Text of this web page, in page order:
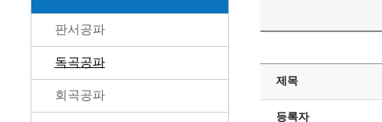
판서공파
독곡공파
회곡공파
제목
등록자